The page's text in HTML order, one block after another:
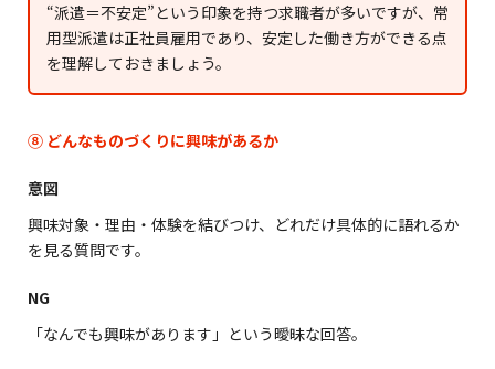
“派遣＝不安定”という印象を持つ求職者が多いですが、常
用型派遣は正社員雇用であり、安定した働き方ができる点
を理解しておきましょう。
⑧ どんなものづくりに興味があるか
意図
興味対象・理由・体験を結びつけ、どれだけ具体的に語れるか
を見る質問です。
NG
「なんでも興味があります」という曖昧な回答。